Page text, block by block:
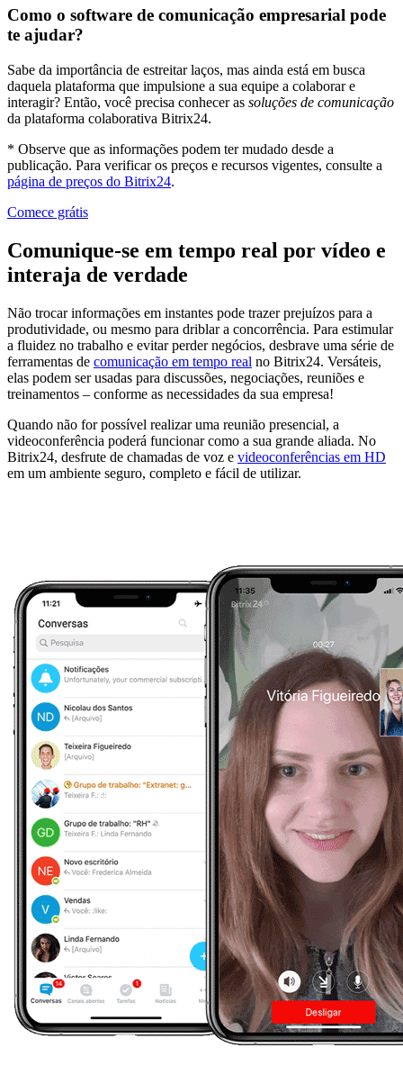
Como o software de comunicação empresarial pode
te ajudar?
Sabe da importância de estreitar laços, mas ainda está em busca
daquela plataforma que impulsione a sua equipe a colaborar e
interagir? Então, você precisa conhecer as soluções de comunicação
da plataforma colaborativa Bitrix24.
* Observe que as informações podem ter mudado desde a
publicação. Para verificar os preços e recursos vigentes, consulte a
página de preços do Bitrix24.
Comece grátis
Comunique-se em tempo real por vídeo e
interaja de verdade
Não trocar informações em instantes pode trazer prejuízos para a
produtividade, ou mesmo para driblar a concorrência. Para estimular
a fluidez no trabalho e evitar perder negócios, desbrave uma série de
ferramentas de comunicação em tempo real no Bitrix24. Versáteis,
elas podem ser usadas para discussões, negociações, reuniões e
treinamentos – conforme as necessidades da sua empresa!
Quando não for possível realizar uma reunião presencial, a
videoconferência poderá funcionar como a sua grande aliada. No
Bitrix24, desfrute de chamadas de voz e videoconferências em HD
em um ambiente seguro, completo e fácil de utilizar.